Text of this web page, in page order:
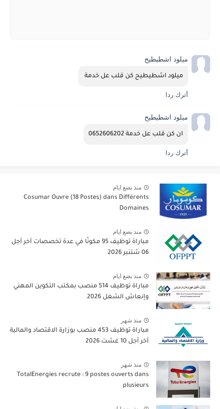
ميلود اشطيطيح
ميلود اشطيطيح كن قلب عل خدمة
أترك ردا
ميلود اشطيطيح
ان كن قلب عل خدمة 0652606202
أترك ردا
منذ بضع ايام
Cosumar Ouvre (18 Postes) dans Différents
Domaines
منذ بضع ايام
مباراة توظيف 95 مكونًا في عدة تخصصات آخر أجل
06 شتنبر 2026
منذ بضع ايام
مباراة توظيف 514 منصب بمكتب التكوين المهني
وإنعاش الشغل 2026
منذ شهر
مباراة توظيف 453 منصب بوزارة الاقتصاد والمالية
آخر أجل 10 غشت 2026
منذ شهر
TotalEnergies recrute : 9 postes ouverts dans
plusieurs